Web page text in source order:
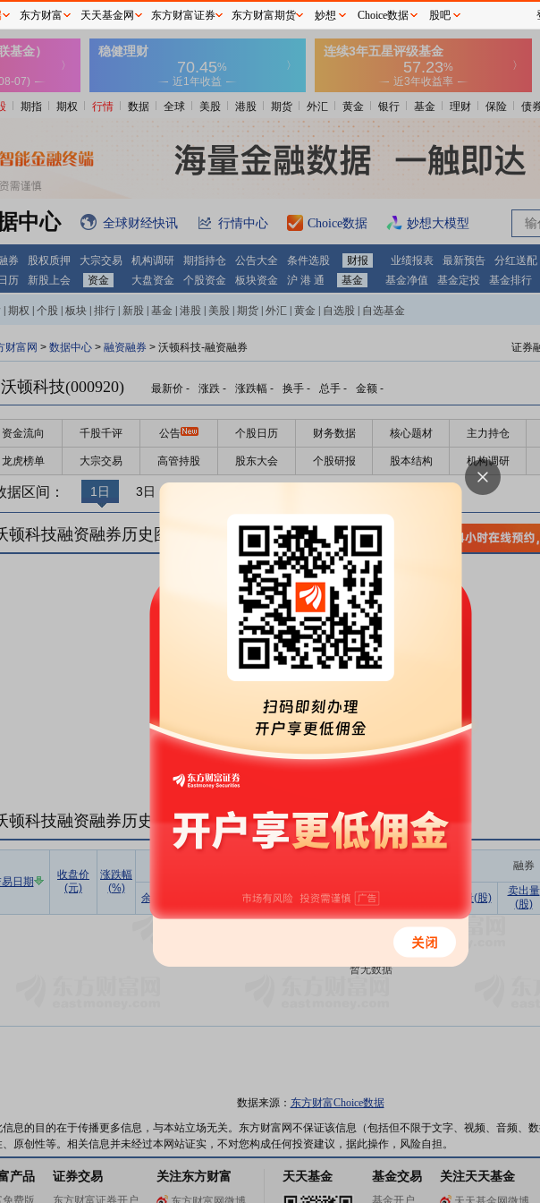
期指 期权 行情 数据 全球 美股 港股 期货 外汇 黄金 银行 基金 理财 保险 债
中心 全球财经快讯 行情中心 Choice数据 妙想大模型
券 股权质押 大宗交易 机构调研 期指持仓 公告大全 条件选股 财报 业绩报表 最新预告 分红送配
历 新股上会 资金 大盘资金 个股资金 板块资金 沪 港 通 基金 基金净值 基金定投 基金排行
期权 个股 板块 排行 新股 基金 港股 美股 期货 外汇 黄金 自选股 自选基金
财富网 > 数据中心 > 融资融券 > 沃顿科技-融资融券 证券
沃顿科技(000920) 最新价 - 涨跌 - 涨跌幅 - 换手 - 总手 - 金额 -
资金流向 千股千评 公告 个股日历 财务数据 核心题材 主力持仓
龙虎榜单 大宗交易 高管持股 股东大会 个股研报 股本结构 机构调研
据区间： 1日 3日
顿科技融资融券历史图(
顿科技融资融券历史数据(1 日)
日期
收盘价
(元)
涨跌幅
(%)
融券
余额(元)
买入额
(元)
偿还额
(元)
净买入
(元)
余量(股)
卖出量
(股)
暂无数据
数据来源： 东方财富Choice数据
息的目的在于传播更多信息，与本站立场无关。东方财富网不保证该信息（包括但不限于文字、视频、音频、
原创性等。相关信息并未经过本网站证实，不对您构成任何投资建议，据此操作，风险自担。
产品
免费版
证券交易
东方财富证券开户
关注东方财富 天天基金 基金交易
基金开户
关注天天基金
东方财富 天天基金网 东方财富证券 东方财富期货 妙想 Choice数据 股吧